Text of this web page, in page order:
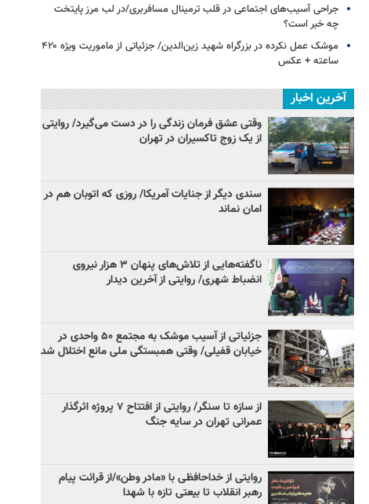
جراحی آسیب‌های اجتماعی در قلب ترمینال مسافربری/در لب مرز پایتخت
چه خبر است؟
موشک عمل نکرده در بزرگراه شهید زین‌الدین/ جزئیاتی از ماموریت ویژه ۴۲۰
ساعته + عکس ‌
آخرین اخبار
وقتی عشق فرمان زندگی را در دست می‌گیرد/ روایتی
از یک زوج تاکسیران در تهران
سندی دیگر از جنایات آمریکا/ روزی که اتوبان هم در
امان نماند
ناگفته‌هایی از تلاش‌های پنهان ۳ هزار نیروی
انضباط شهری/ روایتی از آخرین دیدار
جزئیاتی از آسیب موشک به مجتمع ۵۰ واحدی در
خیابان قفیلی/ وقتی همبستگی ملی مانع اختلال شد
از سازه تا سنگر/ روایتی از افتتاح ۷ پروژه اثرگذار
عمرانی تهران در سایه جنگ
روایتی از خداحافظی با «مادر وطن»/از قرائت پیام‌
رهبر انقلاب تا بیعتی تازه با شهدا